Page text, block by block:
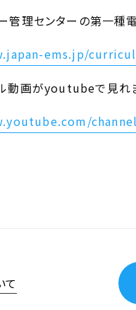
管理センターの第一種
ems.jp/
動画がyoutubeで見れ
て